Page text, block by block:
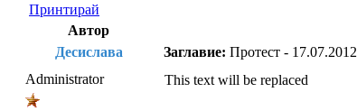
Принтирай
Автор
Десислава
Заглавие: Протест - 17.07.2012
Administrator
This text will be replaced